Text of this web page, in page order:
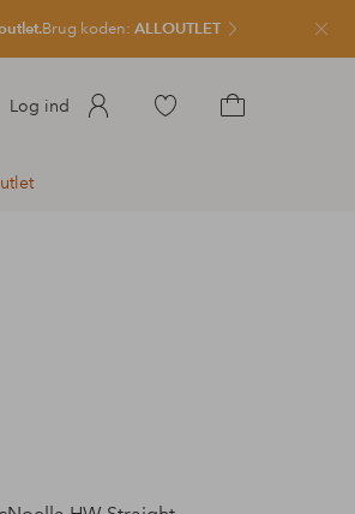
Brug koden: ALLOUTLET Luk
Log ind
Gå